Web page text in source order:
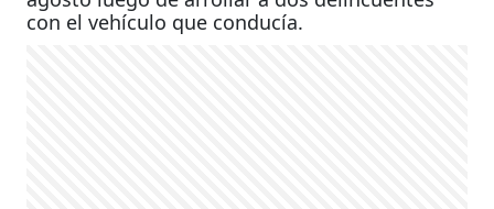
con el vehículo que conducía.